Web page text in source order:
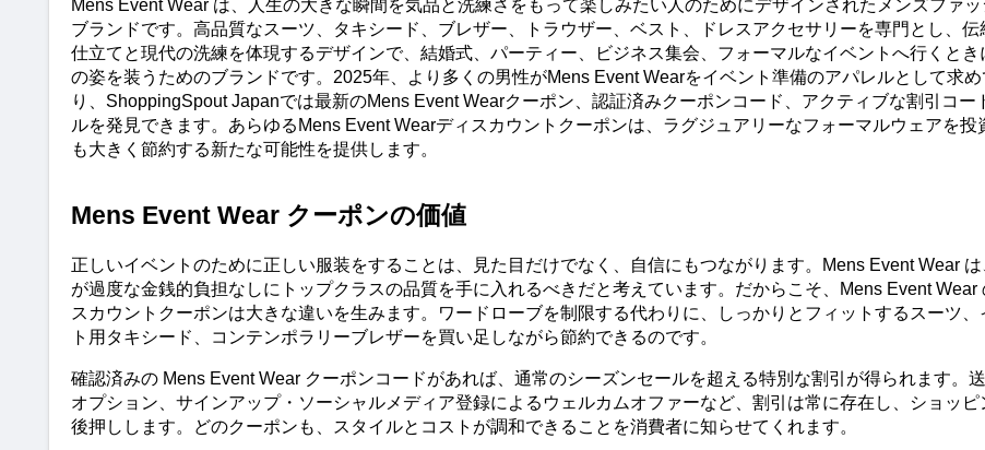
Mens Event Wear は、人生の大きな瞬間を気品と洗練さをもって楽しみたい人のためにデザインされたメンズファッ
ブランドです。高品質なスーツ、タキシード、ブレザー、トラウザー、ベスト、ドレスアクセサリーを専門とし、伝
仕立てと現代の洗練を体現するデザインで、結婚式、パーティー、ビジネス集会、フォーマルなイベントへ行くとき
の姿を装うためのブランドです。2025年、より多くの男性がMens Event Wearをイベント準備のアパレルとして求め
り、ShoppingSpout Japanでは最新のMens Event Wearクーポン、認証済みクーポンコード、アクティブな割引コー
ルを発見できます。あらゆるMens Event Wearディスカウントクーポンは、ラグジュアリーなフォーマルウェアを投
も大きく節約する新たな可能性を提供します。
Mens Event Wear クーポンの価値
正しいイベントのために正しい服装をすることは、見た目だけでなく、自信にもつながります。Mens Event Wear は
が過度な金銭的負担なしにトップクラスの品質を手に入れるべきだと考えています。だからこそ、Mens Event Wear
スカウントクーポンは大きな違いを生みます。ワードローブを制限する代わりに、しっかりとフィットするスーツ、
ト用タキシード、コンテンポラリーブレザーを買い足しながら節約できるのです。
確認済みの Mens Event Wear クーポンコードがあれば、通常のシーズンセールを超える特別な割引が得られます。
オプション、サインアップ・ソーシャルメディア登録によるウェルカムオファーなど、割引は常に存在し、ショッピ
後押しします。どのクーポンも、スタイルとコストが調和できることを消費者に知らせてくれます。